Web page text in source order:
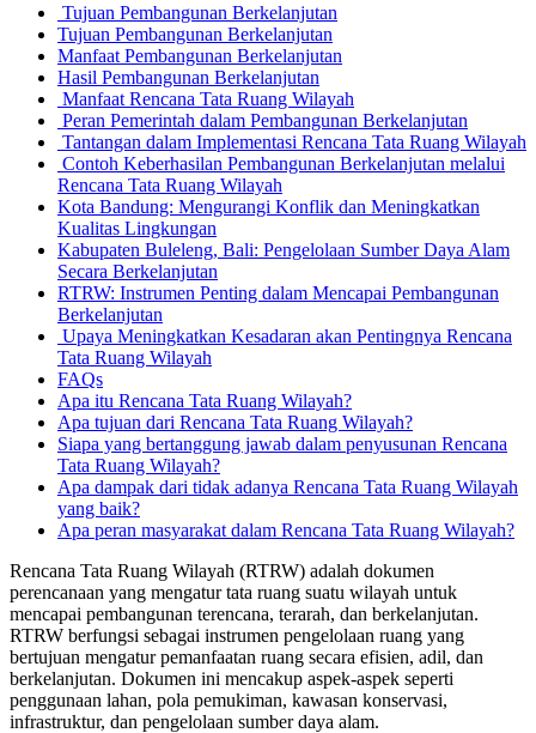
Tujuan Pembangunan Berkelanjutan
Tujuan Pembangunan Berkelanjutan
Manfaat Pembangunan Berkelanjutan
Hasil Pembangunan Berkelanjutan
Manfaat Rencana Tata Ruang Wilayah
Peran Pemerintah dalam Pembangunan Berkelanjutan
Tantangan dalam Implementasi Rencana Tata Ruang Wilayah
Contoh Keberhasilan Pembangunan Berkelanjutan melalui
Rencana Tata Ruang Wilayah
Kota Bandung: Mengurangi Konflik dan Meningkatkan
Kualitas Lingkungan
Kabupaten Buleleng, Bali: Pengelolaan Sumber Daya Alam
Secara Berkelanjutan
RTRW: Instrumen Penting dalam Mencapai Pembangunan
Berkelanjutan
Upaya Meningkatkan Kesadaran akan Pentingnya Rencana
Tata Ruang Wilayah
FAQs
Apa itu Rencana Tata Ruang Wilayah?
Apa tujuan dari Rencana Tata Ruang Wilayah?
Siapa yang bertanggung jawab dalam penyusunan Rencana
Tata Ruang Wilayah?
Apa dampak dari tidak adanya Rencana Tata Ruang Wilayah
yang baik?
Apa peran masyarakat dalam Rencana Tata Ruang Wilayah?
Rencana Tata Ruang Wilayah (RTRW) adalah dokumen
perencanaan yang mengatur tata ruang suatu wilayah untuk
mencapai pembangunan terencana, terarah, dan berkelanjutan.
RTRW berfungsi sebagai instrumen pengelolaan ruang yang
bertujuan mengatur pemanfaatan ruang secara efisien, adil, dan
berkelanjutan. Dokumen ini mencakup aspek-aspek seperti
penggunaan lahan, pola pemukiman, kawasan konservasi,
infrastruktur, dan pengelolaan sumber daya alam.